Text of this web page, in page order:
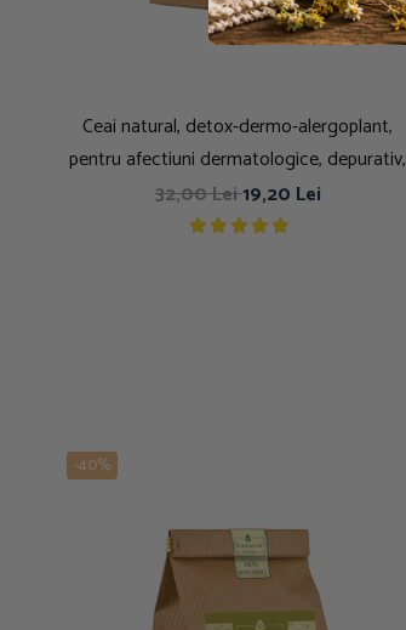
Ceai natural, detox-dermo-alergoplant,
pentru afectiuni dermatologice, depurativ,
100g
32,00 Lei19,20 Lei
-40%